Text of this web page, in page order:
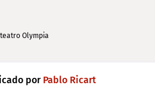
Olympia
porPablo Ricart